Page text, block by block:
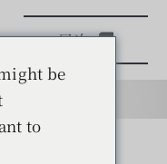
目次
項
be
to